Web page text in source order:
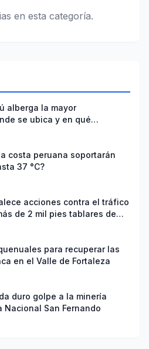
en esta categoría.
alberga la mayor
se ubica y en qué
costa peruana soportarán
37 °C?
acciones contra el tráfico
de 2 mil pies tablares de
para recuperar las
en el Valle de Fortaleza
duro golpe a la minería
Nacional San Fernando